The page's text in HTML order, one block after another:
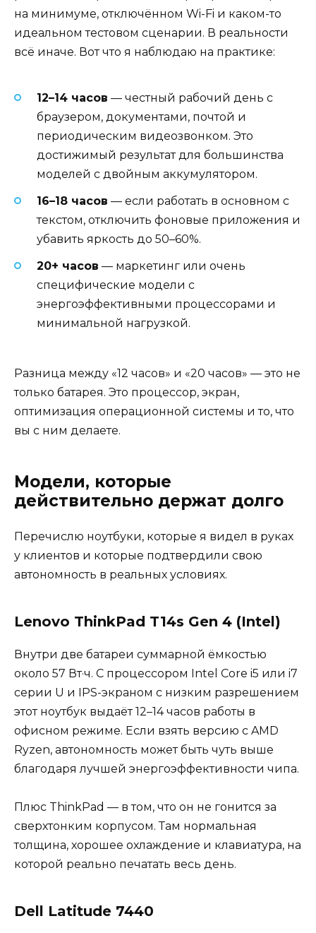
на минимуме, отключённом Wi-Fi и каком-то
идеальном тестовом сценарии. В реальности
всё иначе. Вот что я наблюдаю на практике:
12–14 часов — честный рабочий день с
браузером, документами, почтой и
периодическим видеозвонком. Это
достижимый результат для большинства
моделей с двойным аккумулятором.
16–18 часов — если работать в основном с
текстом, отключить фоновые приложения и
убавить яркость до 50–60%.
20+ часов — маркетинг или очень
специфические модели с
энергоэффективными процессорами и
минимальной нагрузкой.
Разница между «12 часов» и «20 часов» — это не
только батарея. Это процессор, экран,
оптимизация операционной системы и то, что
вы с ним делаете.
Модели, которые
действительно держат долго
Перечислю ноутбуки, которые я видел в руках
у клиентов и которые подтвердили свою
автономность в реальных условиях.
Lenovo ThinkPad T14s Gen 4 (Intel)
Внутри две батареи суммарной ёмкостью
около 57 Вт·ч. С процессором Intel Core i5 или i7
серии U и IPS-экраном с низким разрешением
этот ноутбук выдаёт 12–14 часов работы в
офисном режиме. Если взять версию с AMD
Ryzen, автономность может быть чуть выше
благодаря лучшей энергоэффективности чипа.
Плюс ThinkPad — в том, что он не гонится за
сверхтонким корпусом. Там нормальная
толщина, хорошее охлаждение и клавиатура, на
которой реально печатать весь день.
Dell Latitude 7440